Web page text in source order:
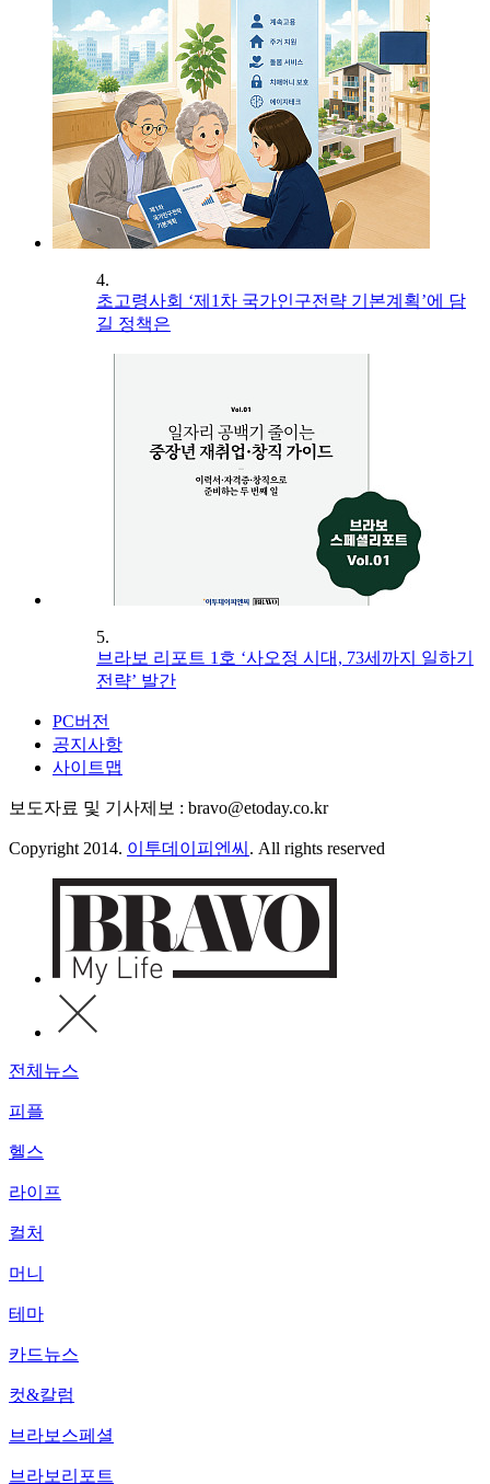
4.
초고령사회 ‘제1차 국가인구전략 기본계획’에 담
길 정책은
5.
브라보 리포트 1호 ‘사오정 시대, 73세까지 일하기
전략’ 발간
PC버전
공지사항
사이트맵
보도자료 및 기사제보 : bravo@etoday.co.kr
Copyright 2014. 이투데이피엔씨 . All rights reserved
전체뉴스
피플
헬스
라이프
컬처
머니
테마
카드뉴스
컷&칼럼
브라보스페셜
브라보리포트